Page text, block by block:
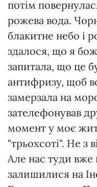
потім
рожева вода.
блакитне небо і
здалося, що я
запитала, що це
антифризу, щоб
замерзала на
зателефонував
момент у моє
"трьохсоті". Не з
Але нас туди вже
залишилися на